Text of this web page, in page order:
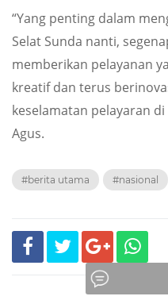
“Yang penting dalam
Selat Sunda nanti,
memberikan pelayanan
kreatif dan terus
keselamatan pelayaran
Agus.
#berita utama #nasional